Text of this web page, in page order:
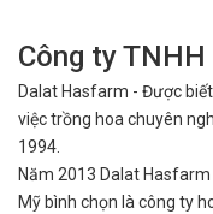
Công ty
Dalat Hasfarm - Được
việctrồng hoa chuyên
1994.
Năm 2013 Dalat
Mỹ bình chọn là công ty